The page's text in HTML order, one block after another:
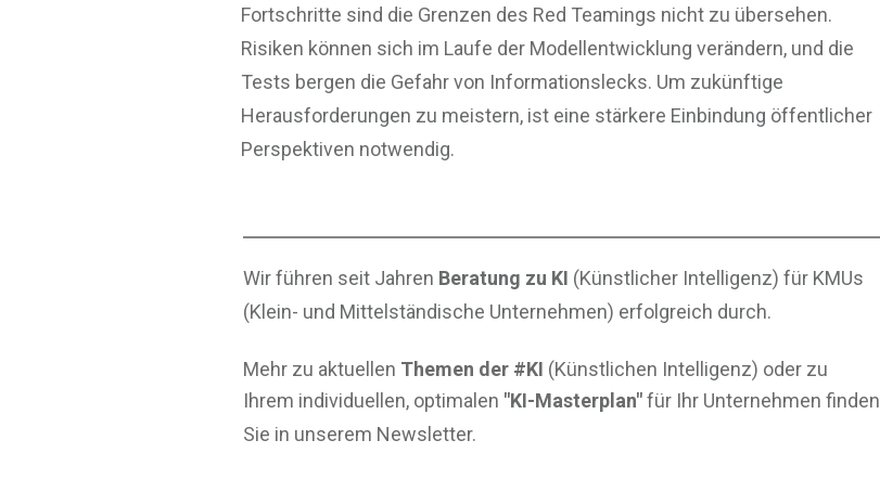
Fortschritte sind die Grenzen des Red Teamings nicht zu übersehen.
Risiken können sich im Laufe der Modellentwicklung verändern, und die
Tests bergen die Gefahr von Informationslecks. Um zukünftige
Herausforderungen zu meistern, ist eine stärkere Einbindung öffentlicher
Perspektiven notwendig.
Wir führen seit Jahren Beratung zu KI (Künstlicher Intelligenz) für KMUs
(Klein- und Mittelständische Unternehmen) erfolgreich durch.
Mehr zu aktuellen Themen der #KI (Künstlichen Intelligenz) oder zu
Ihrem individuellen, optimalen "KI-Masterplan"für Ihr Unternehmen finden
Sie in unserem Newsletter.